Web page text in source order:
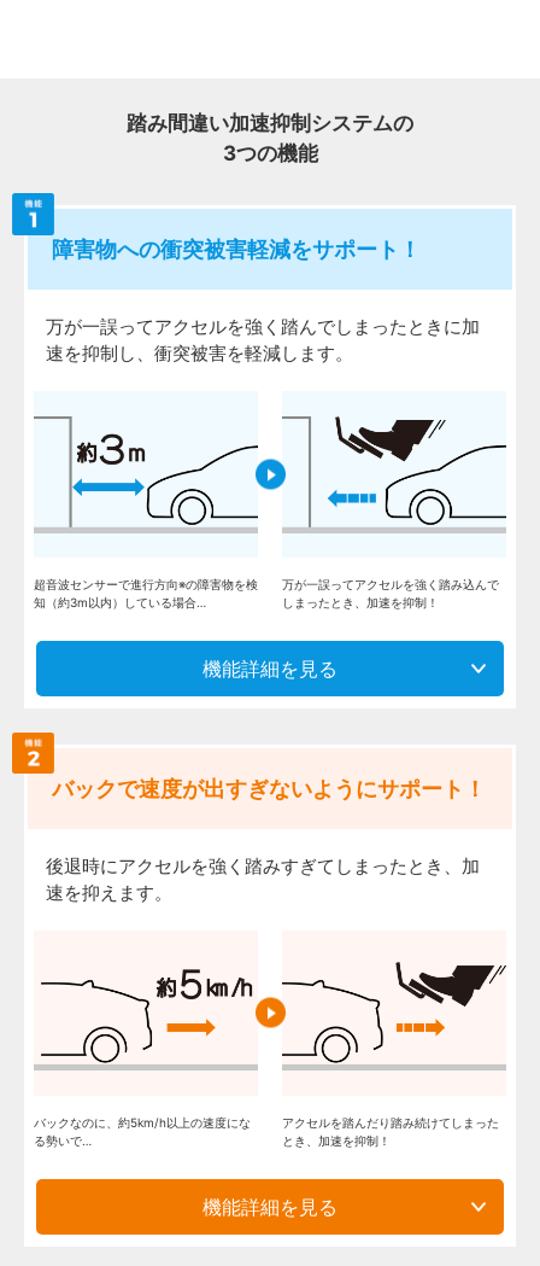
踏み間違い加速抑制システムの
3つの機能
障害物への衝突被害軽減をサポート！
万が一誤ってアクセルを強く踏んでしまったときに加
速を抑制し、衝突被害を軽減します。
超音波センサーで進行方向※の障害物を検
知（約3m以内）している場合…
万が一誤ってアクセルを強く踏み込んで
しまったとき、加速を抑制！
機能詳細を見る
バックで速度が出すぎないようにサポート！
後退時にアクセルを強く踏みすぎてしまったとき、加
速を抑えます。
バックなのに、約5km/h以上の速度にな
る勢いで…
アクセルを踏んだり踏み続けてしまった
とき、加速を抑制！
機能詳細を見る